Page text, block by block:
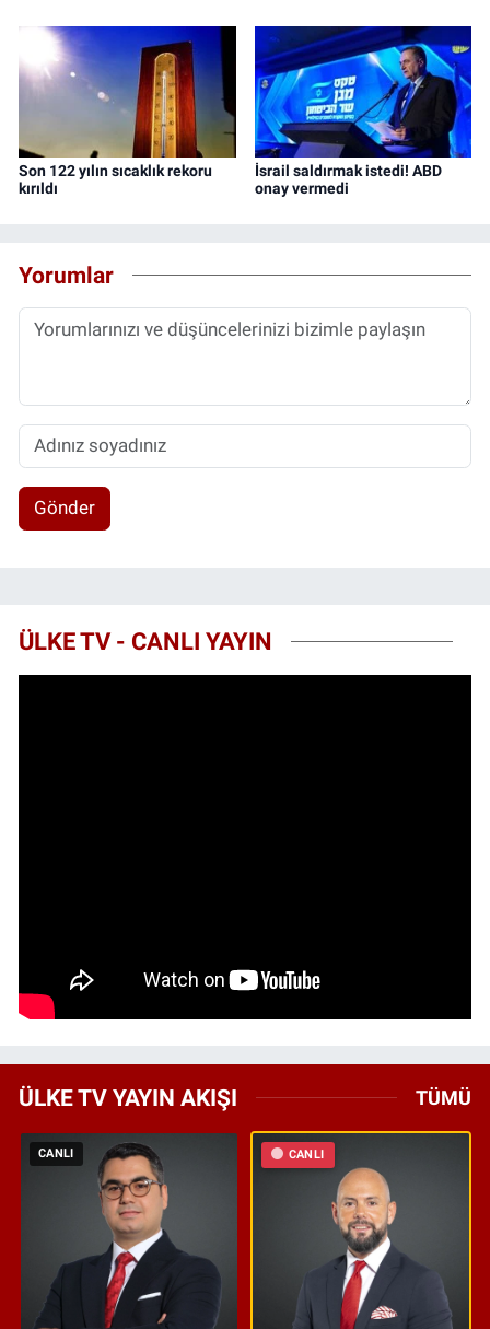
Son 122 yılın sıcaklık rekoru
kırıldı
İsrail saldırmak istedi! ABD
onay vermedi
Yorumlar
Gönder
ÜLKE TV - CANLI YAYIN
ÜLKE TV YAYIN AKIŞI TÜMÜ
CANLI CANLI